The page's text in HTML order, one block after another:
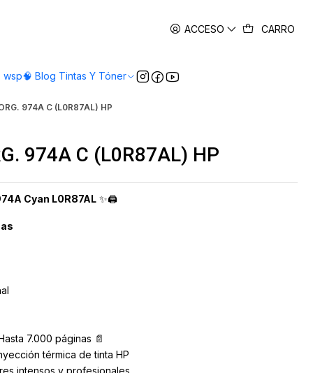
ACCESO CARRO
wsp🧠 Blog Tintas Y Tóner
974A C (L0R87AL) HP
974A C (L0R87AL) HP
Cyan L0R87AL✨🖨️
7.000 páginas 📄
térmica de tinta HP
intensos y profesionales